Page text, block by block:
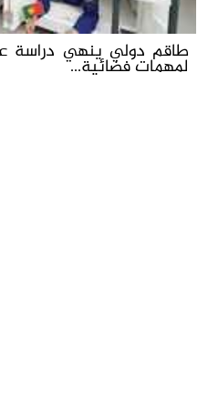
لمهمات فضائية...